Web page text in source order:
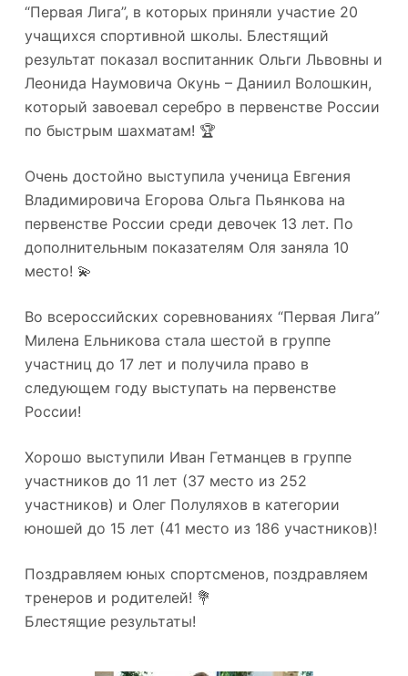
“Первая Лига”, в которых приняли участие 20
учащихся спортивной школы. Блестящий
результат показал воспитанник Ольги Львовны и
Леонида Наумовича Окунь – Даниил Волошкин,
который завоевал серебро в первенстве России
по быстрым шахматам! 🏆
Очень достойно выступила ученица Евгения
Владимировича Егорова Ольга Пьянкова на
первенстве России среди девочек 13 лет. По
дополнительным показателям Оля заняла 10
место! 💫
Во всероссийских соревнованиях “Первая Лига”
Милена Ельникова стала шестой в группе
участниц до 17 лет и получила право в
следующем году выступать на первенстве
России!
Хорошо выступили Иван Гетманцев в группе
участников до 11 лет (37 место из 252
участников) и Олег Полуляхов в категории
юношей до 15 лет (41 место из 186 участников)!
Поздравляем юных спортсменов, поздравляем
тренеров и родителей! 💐
Блестящие результаты!